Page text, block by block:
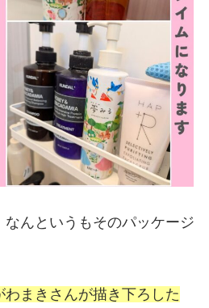
なんというもそのパッケージ
まきさんが描き下ろした